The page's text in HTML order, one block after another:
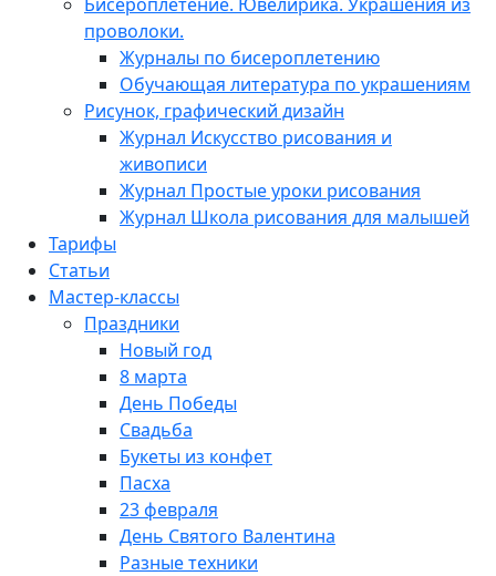
проволоки.
Журналы по бисероплетению
Обучающая литература по украшениям
Рисунок, графический дизайн
Журнал Искусство рисования и
живописи
Журнал Простые уроки рисования
Журнал Школа рисования для малышей
Тарифы
Статьи
Мастер-классы
Праздники
Новый год
8 марта
День Победы
Свадьба
Букеты из конфет
Пасха
23 февраля
День Святого Валентина
Разные техники